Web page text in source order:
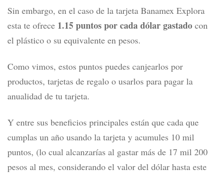
Sin embargo, en el caso de la tarjeta Banamex Explora
esta te ofrece 1.15 puntos por cada dólar gastado con
el plástico o su equivalente en pesos.
Como vimos, estos puntos puedes canjearlos por
productos, tarjetas de regalo o usarlos para pagar la
anualidad de tu tarjeta.
Y entre sus beneficios principales están que cada que
cumplas un año usando la tarjeta y acumules 10 mil
puntos, (lo cual alcanzarías al gastar más de 17 mil 200
pesos al mes, considerando el valor del dólar hasta este